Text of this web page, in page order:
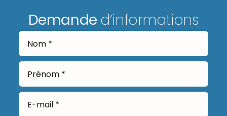
Demande d’informations